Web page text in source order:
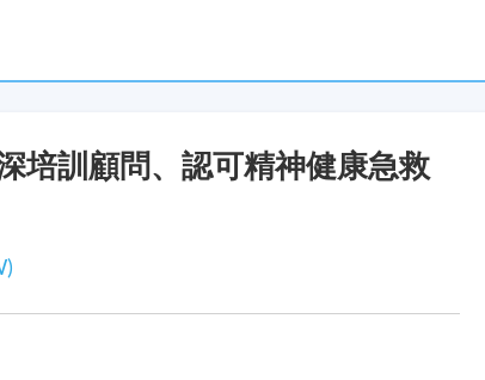
培訓顧問、認可精神健康急救